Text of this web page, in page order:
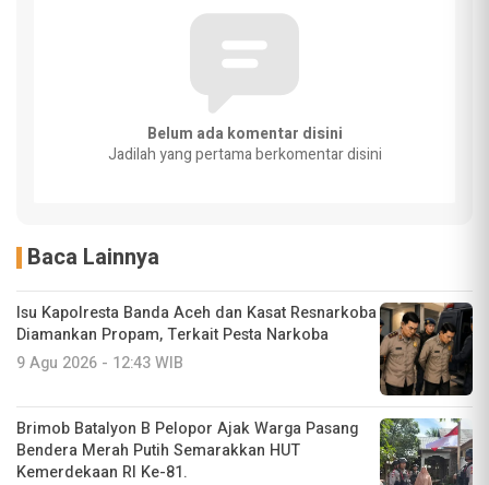
Belum ada komentar disini
Jadilah yang pertama berkomentar disini
Baca Lainnya
Isu Kapolresta Banda Aceh dan Kasat Resnarkoba
Diamankan Propam, Terkait Pesta Narkoba
9 Agu 2026 - 12:43 WIB
Brimob Batalyon B Pelopor Ajak Warga Pasang
Bendera Merah Putih Semarakkan HUT
Kemerdekaan RI Ke-81.